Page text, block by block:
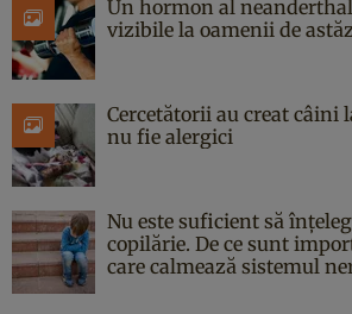
Un hormon al
vizibile la oamenii de
Cercetătorii au creat câini
nu fie alergici
Nu este suficient să
copilărie. De ce sunt
care calmează sistemul